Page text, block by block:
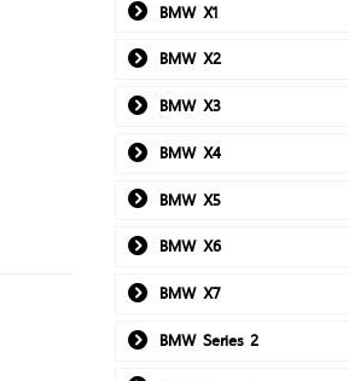
BMW X1
BMW X2
BMW X3
BMW X4
BMW X5
BMW X6
BMW X7
BMW Series 2